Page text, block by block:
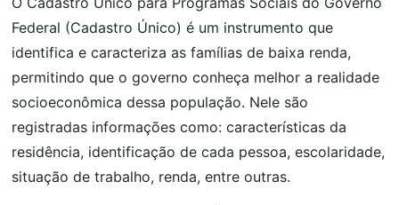
Federal (Cadastro Único) é um instrumento que
identifica e caracteriza as famílias de baixa renda,
permitindo que o governo conheça melhor a realidade
socioeconômica dessa população. Nele são
registradas informações como: características da
residência, identificação de cada pessoa, escolaridade,
situação de trabalho, renda, entre outras.